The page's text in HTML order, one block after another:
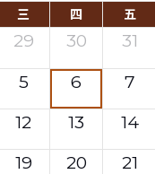
三 四 五
29 30 31
5 6 7
12 13 14
19 20 21